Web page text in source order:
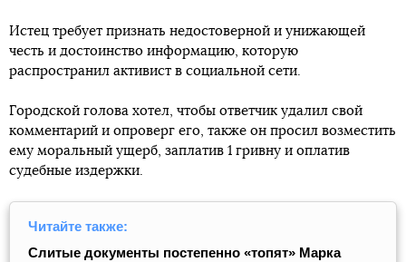
Истец требует признать недостоверной и унижающей
честь и достоинство информацию, которую
распространил активист в социальной сети.
Городской голова хотел, чтобы ответчик удалил свой
комментарий и опроверг его, также он просил возместить
ему моральный ущерб, заплатив 1 гривну и оплатив
судебные издержки.
Читайте также:
Слитые документы постепенно «топят» Марка